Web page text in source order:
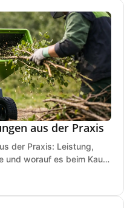
aus der Praxis
der Praxis: Leistung,
und worauf es beim Kauf